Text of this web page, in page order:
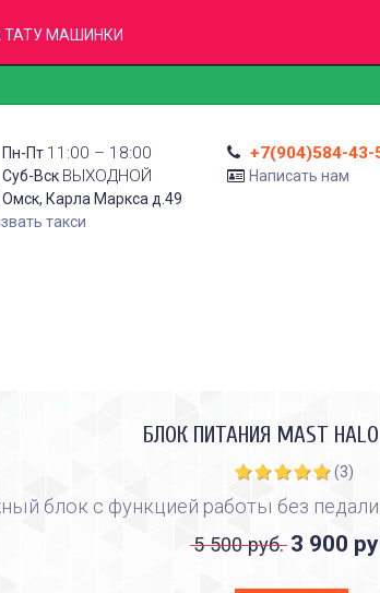
ТАТУ МАШИНКИ
Пн-Пт 11:00 – 18:00
Суб-Вск ВЫХОДНОЙ
Омск, Карла Маркса д.49
такси
+7(904)584-43-
Написать нам
БЛОК ПИТАНИЯ MAST HALO
(3)
блок с функцией работы без
5 500 руб. 3 900